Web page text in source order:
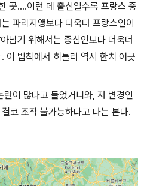
곳....이런 데 출신일수록 프랑스 중
파리지앵보다 더욱더 프랑스인이
남기 위해서는 중심인보다 더욱더
이 법칙에서 히틀러 역시 한치 어긋
이 많다고 들었거니와, 저 변경인
코 조작 불가능하다고 나는 본다.